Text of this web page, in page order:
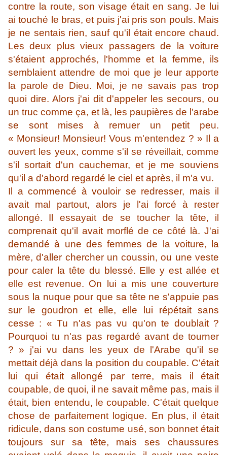
contre la route, son visage était en sang. Je lui
ai touché le bras, et puis j'ai pris son pouls. Mais
je ne sentais rien, sauf qu'il était encore chaud.
Les deux plus vieux passagers de la voiture
s'étaient approchés, l'homme et la femme, ils
semblaient attendre de moi que je leur apporte
la parole de Dieu. Moi, je ne savais pas trop
quoi dire. Alors j'ai dit d'appeler les secours, ou
un truc comme ça, et là, les paupières de l'arabe
se sont mises à remuer un petit peu.
« Monsieur! Monsieur! Vous m'entendez ? » Il a
ouvert les yeux, comme s'il se réveillait, comme
s'il sortait d'un cauchemar, et je me souviens
qu'il a d'abord regardé le ciel et après, il m'a vu.
Il a commencé à vouloir se redresser, mais il
avait mal partout, alors je l'ai forcé à rester
allongé. Il essayait de se toucher la tête, il
comprenait qu'il avait morflé de ce côté là. J'ai
demandé à une des femmes de la voiture, la
mère, d'aller chercher un coussin, ou une veste
pour caler la tête du blessé. Elle y est allée et
elle est revenue. On lui a mis une couverture
sous la nuque pour que sa tête ne s'appuie pas
sur le goudron et elle, elle lui répétait sans
cesse : « Tu n'as pas vu qu'on te doublait ?
Pourquoi tu n'as pas regardé avant de tourner
? » j'ai vu dans les yeux de l'Arabe qu'il se
mettait déjà dans la position du coupable. C'était
lui qui était allongé par terre, mais il était
coupable, de quoi, il ne savait même pas, mais il
était, bien entendu, le coupable. C'était quelque
chose de parfaitement logique. En plus, il était
ridicule, dans son costume usé, son bonnet était
toujours sur sa tête, mais ses chaussures